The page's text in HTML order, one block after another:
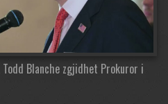
Blanche zgjidhet Prokuror i